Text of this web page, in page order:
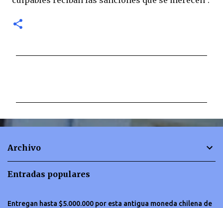
n
Archivo
Entradas populares
Entregan hasta $5.000.000 por esta antigua moneda chilena de